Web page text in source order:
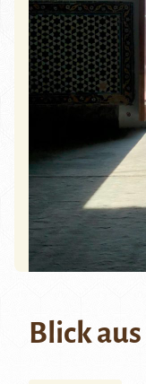
Blick